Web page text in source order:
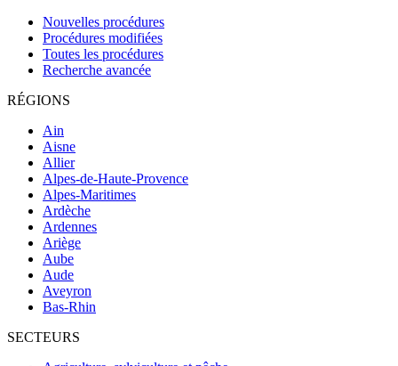
Nouvelles procédures
Procédures modifiées
Toutes les procédures
Recherche avancée
RÉGIONS
Ain
Aisne
Allier
Alpes-de-Haute-Provence
Alpes-Maritimes
Ardèche
Ardennes
Ariège
Aube
Aude
Aveyron
Bas-Rhin
SECTEURS